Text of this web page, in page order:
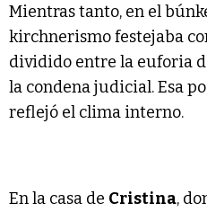
Mientras tanto, en el
kirchnerismo festejaba
dividido entre la euforia
la condena judicial. Esa
reflejó el clima interno.
En la casa de Cristina,